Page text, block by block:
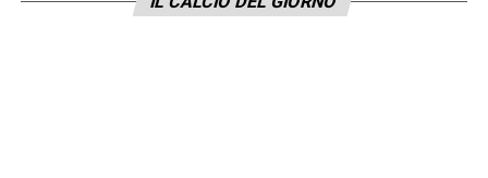
Secondo voi dobbiamo spostarci noi o il